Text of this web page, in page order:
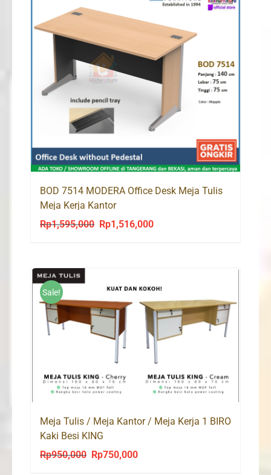
BOD 7514 MODERA Office Desk Meja Tulis
Meja Kerja Kantor
Rp1,595,000
Original
Rp1,516,000Current
Sale!
Meja Tulis / Meja Kantor / Meja Kerja 1 BIRO
Kaki Besi KING
Rp950,000
Original
Rp750,000Current